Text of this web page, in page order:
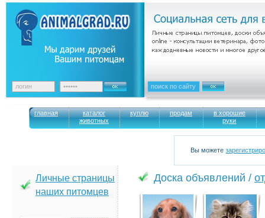
главная
каталог
животных
куплю продам
в хорошие
руки
Вы можете
Личные страницы
наших питомцев
Доска объявлений /